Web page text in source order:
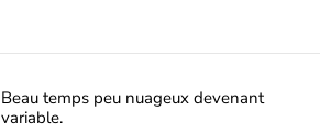
Beau temps peu nuageux devenant
variable.